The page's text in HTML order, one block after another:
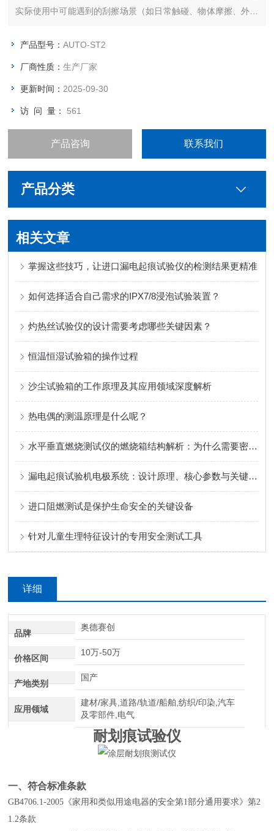
实际使用中可能遇到的刮擦场景（如日常触碰、物体摩擦、外力
产品型号：AUTO-ST2
厂商性质：生产厂家
更新时间： 2025-09-30
访 问 量： 561
产品咨询 联系我们
产品分类
相关文章
掌握这些技巧，让进口漏电起痕试验仪的检测结果更精准
如何选择适合自己需求的IPX7/8浸泡试验装置？
灼热丝试验仪的设计需要考虑哪些关键因素？
恒温恒湿试验箱的操作过程
沙尘试验箱的工作原理及其应用领域深度解析
热电偶的测温原理是什么呢？
水平垂直燃烧测试仪的燃烧箱结构解析：为什么需要密闭环境？
漏电起痕试验机电极系统：设计原理、核心参数与关键技术详解
进口阻燃测试是保护生命安全的关键设备
针对儿童生理特征设计的专用安全测试工具
详细
介绍
品牌
奥德赛创
价格区间
10万-50万
产地类别
国产
应用领域
建材/家具,道路/轨道/船舶,纺织/印染,汽车
及零部件,电气
耐划痕试验仪
一、符合标准条款
GB4706.1-2005 《家用和类似用途电器的安全第1部分通用要求》第2
1.2条款